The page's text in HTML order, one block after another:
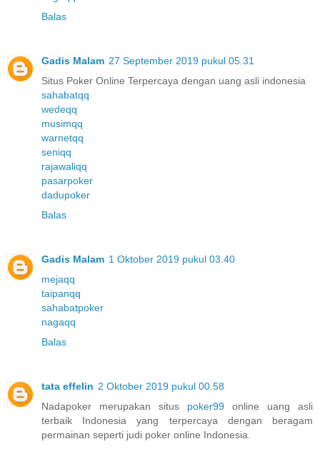
Balas
Gadis Malam 27 September 2019 pukul 05.31
Situs Poker Online Terpercaya dengan uang asli indonesia
sahabatqq
wedeqq
musimqq
warnetqq
seniqq
rajawaliqq
pasarpoker
dadupoker
Balas
Gadis Malam 1 Oktober 2019 pukul 03.40
mejaqq
taipanqq
sahabatpoker
nagaqq
Balas
tata effelin 2 Oktober 2019 pukul 00.58
Nadapoker merupakan situs poker99 online uang asli
terbaik Indonesia yang terpercaya dengan beragam
permainan seperti judi poker online Indonesia.